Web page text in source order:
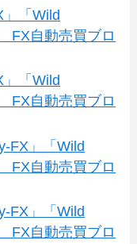
「Wild
FX自動売買ブロ
「Wild
FX自動売買ブロ
FX」「Wild
FX自動売買ブロ
FX」「Wild
FX自動売買ブロ